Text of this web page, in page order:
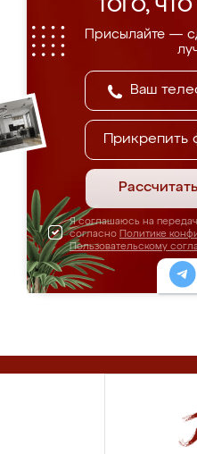
ТОГО,
Присылайте —
Прикрепить
Я соглашаюсь на
согласно Политике
Пользовательскому